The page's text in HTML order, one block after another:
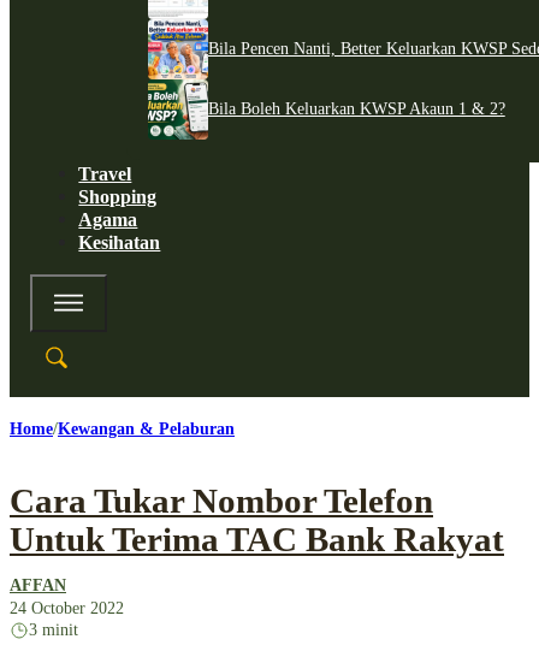
Bila Pencen Nanti, Better Keluarkan KWSP
Bila Boleh Keluarkan KWSP Akaun 1 & 2?
Travel
Shopping
Agama
Kesihatan
Home Kewangan & Pelaburan
Cara Tukar Nombor Telefon
Untuk Terima TAC Bank Rakyat
AFFAN
24 October 2022
3 minit